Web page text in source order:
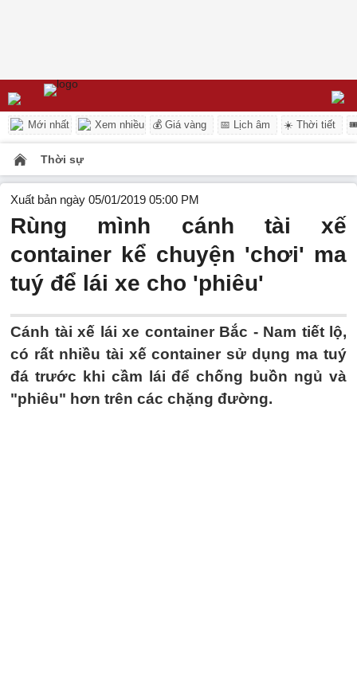
Mới nhất Xem nhiều 💰 Giá vàng 📅 Lịch âm ☀️ Thời tiết
Thời sự
Xuất bản ngày 05/01/2019 05:00 PM
Rùng mình cánh tài xế
container kể chuyện 'chơi' ma
tuý để lái xe cho 'phiêu'
Cánh tài xế lái xe container Bắc - Nam tiết lộ,
có rất nhiều tài xế container sử dụng ma tuý
đá trước khi cầm lái để chống buồn ngủ và
"phiêu" hơn trên các chặng đường.